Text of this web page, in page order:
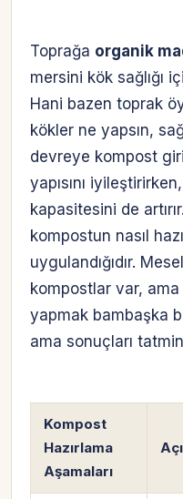
Toprağa organik
mersini kök sağlığı
Hani bazen toprak
kökler ne yapsın,
devreye kompost
yapısını
kapasitesini de
kompostun nasıl
uygulandığıdır.
kompostlar var,
yapmak bambaşka
ama sonuçları
Kompost
Hazırlama
Aşamaları